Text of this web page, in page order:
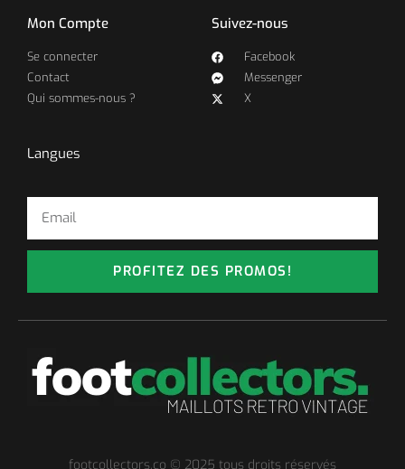
Mon Compte
Se connecter
Contact
Qui sommes-nous ?
Suivez-nous
Facebook
Messenger
X
Langues
PROFITEZ DES PROMOS!
footcollectors.co © 2025 tous droits réservés